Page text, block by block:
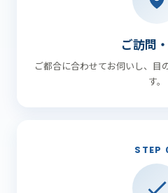
ご訪問
ご都合に合わせてお伺いし、目
す。
STEP